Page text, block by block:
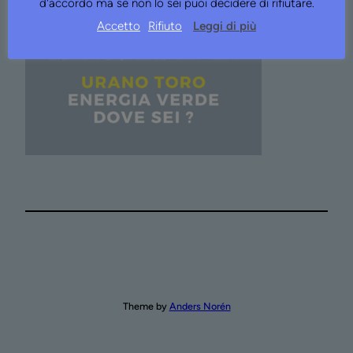
Theme by Anders Norén
d'accordo ma se non lo sei puoi decidere di rifiutare.
Accetto
Rifiuto Leggi di più